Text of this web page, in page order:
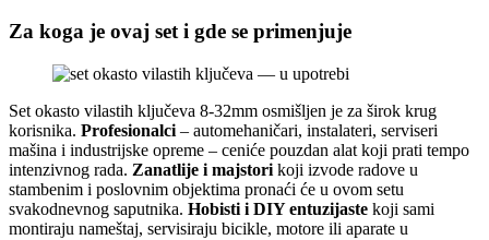
Za koga je ovaj set i gde se primenjuje
Set okasto vilastih ključeva 8-32mm osmišljen je za širok krug
korisnika. Profesionalci – automehaničari, instalateri, serviseri
mašina i industrijske opreme – ceniće pouzdan alat koji prati tempo
intenzivnog rada. Zanatlije i majstori koji izvode radove u
stambenim i poslovnim objektima pronaći će u ovom setu
svakodnevnog saputnika. Hobisti i DIY entuzijaste koji sami
montiraju nameštaj, servisiraju bicikle, motore ili aparate u